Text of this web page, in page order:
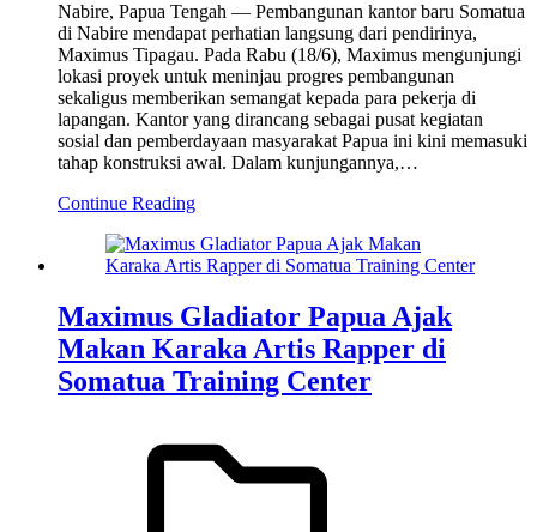
Nabire, Papua Tengah — Pembangunan kantor baru Somatua
di Nabire mendapat perhatian langsung dari pendirinya,
Maximus Tipagau. Pada Rabu (18/6), Maximus mengunjungi
lokasi proyek untuk meninjau progres pembangunan
sekaligus memberikan semangat kepada para pekerja di
lapangan. Kantor yang dirancang sebagai pusat kegiatan
sosial dan pemberdayaan masyarakat Papua ini kini memasuki
tahap konstruksi awal. Dalam kunjungannya,…
Continue Reading
Maximus Gladiator Papua Ajak
Makan Karaka Artis Rapper di
Somatua Training Center